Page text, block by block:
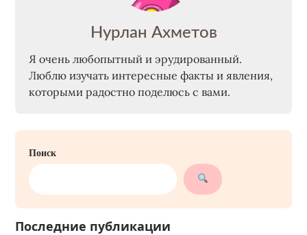
Нурлан Ахметов
Я очень любопытный и эрудированный.
Люблю изучать интересные факты и явления,
которыми радостно поделюсь с вами.
Поиск
Последние публикации